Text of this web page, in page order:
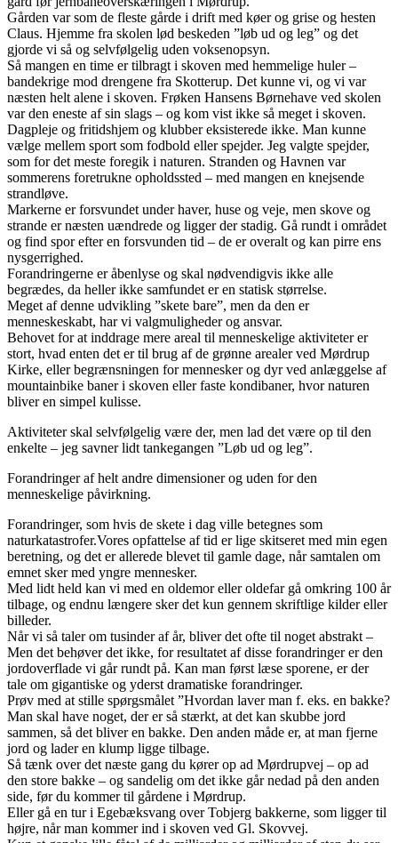
Gården var som de fleste gårde i drift med køer og grise og hesten
Claus. Hjemme fra skolen lød beskeden ”løb ud og leg” og det
gjorde vi så og selvfølgelig uden voksenopsyn.
Så mangen en time er tilbragt i skoven med hemmelige huler –
bandekrige mod drengene fra Skotterup. Det kunne vi, og vi var
næsten helt alene i skoven. Frøken Hansens Børnehave ved skolen
var den eneste af sin slags – og kom vist ikke så meget i skoven.
Dagpleje og fritidshjem og klubber eksisterede ikke. Man kunne
vælge mellem sport som fodbold eller spejder. Jeg valgte spejder,
som for det meste foregik i naturen. Stranden og Havnen var
sommerens foretrukne opholdssted – med mangen en knejsende
strandløve.
Markerne er forsvundet under haver, huse og veje, men skove og
strande er næsten uændrede og ligger der stadig. Gå rundt i området
og find spor efter en forsvunden tid – de er overalt og kan pirre ens
nysgerrighed.
Forandringerne er åbenlyse og skal nødvendigvis ikke alle
begrædes, da heller ikke samfundet er en statisk størrelse.
Meget af denne udvikling ”skete bare”, men da den er
menneskeskabt, har vi valgmuligheder og ansvar.
Behovet for at inddrage mere areal til menneskelige aktiviteter er
stort, hvad enten det er til brug af de grønne arealer ved Mørdrup
Kirke, eller begrænsningen for mennesker og dyr ved anlæggelse af
mountainbike baner i skoven eller faste kondibaner, hvor naturen
bliver en simpel kulisse.
Aktiviteter skal selvfølgelig være der, men lad det være op til den
enkelte – jeg savner lidt tankegangen ”Løb ud og leg”.
Forandringer af helt andre dimensioner og uden for den
menneskelige påvirkning.
Forandringer, som hvis de skete i dag ville betegnes som
naturkatastrofer.Vores opfattelse af tid er lige skitseret med min egen
beretning, og det er allerede blevet til gamle dage, når samtalen om
emnet sker med yngre mennesker.
Med lidt held kan vi med en oldemor eller oldefar gå omkring 100 år
tilbage, og endnu længere sker det kun gennem skriftlige kilder eller
billeder.
Når vi så taler om tusinder af år, bliver det ofte til noget abstrakt –
Men det behøver det ikke, for resultatet af disse forandringer er den
jordoverflade vi går rundt på. Kan man først læse sporene, er der
tale om gigantiske og yderst dramatiske forandringer.
Prøv med at stille spørgsmålet ”Hvordan laver man f. eks. en bakke?
Man skal have noget, der er så stærkt, at det kan skubbe jord
sammen, så det bliver en bakke. Den anden måde er, at man fjerne
jord og lader en klump ligge tilbage.
Så tænk over det næste gang du kører op ad Mørdrupvej – op ad
den store bakke – og sandelig om det ikke går nedad på den anden
side, før du kommer til gårdene i Mørdrup.
Eller gå en tur i Egebæksvang over Tobjerg bakkerne, som ligger til
højre, når man kommer ind i skoven ved Gl. Skovvej.